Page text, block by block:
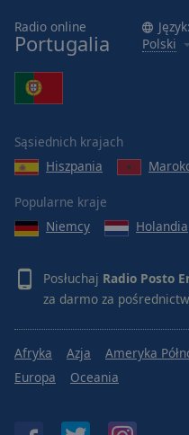
Reset
Done
Close
Modal
Dialog
dialog
window.
Radio online
Portugalia
Język:
Polski
Sąsiednich krajach
Hiszpania
Popularne kraje
Niemcy
Holandia
Posłuchaj Radio Posto
za darmo za
Afryka Azja Ameryka
Europa
Oceania